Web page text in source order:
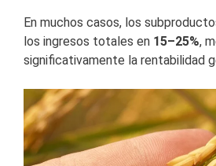
En muchos casos, los
los ingresos totales en 15–25%,
significativamente la rentabilidad